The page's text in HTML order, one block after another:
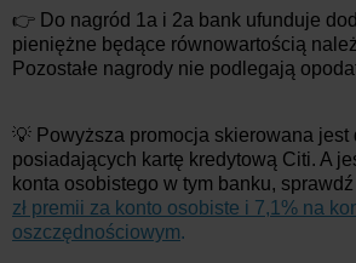
👉 Do nagród 1a i 2a bank ufunduje
pieniężne będące równowartością
Pozostałe nagrody nie podlegają
💡 Powyższa promocja skierowana jest
posiadających kartę kredytową Citi. A
konta osobistego w tym banku, sprawdź
zł premii za konto osobiste i 7,1% na
oszczędnościowym.